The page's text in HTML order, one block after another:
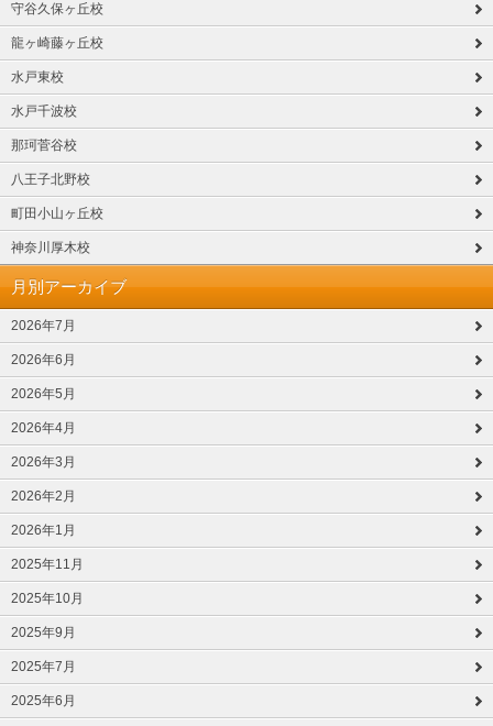
守谷久保ヶ丘校
龍ヶ崎藤ヶ丘校
水戸東校
水戸千波校
那珂菅谷校
八王子北野校
町田小山ヶ丘校
神奈川厚木校
月別アーカイブ
2026年7月
2026年6月
2026年5月
2026年4月
2026年3月
2026年2月
2026年1月
2025年11月
2025年10月
2025年9月
2025年7月
2025年6月